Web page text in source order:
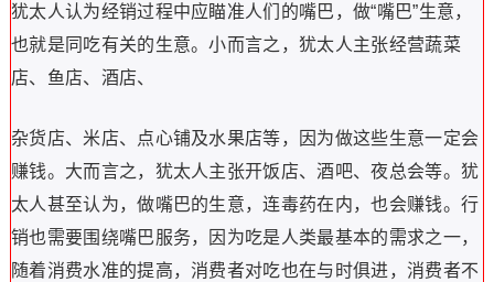
犹太人认为经销过程中应瞄准人们的嘴巴，做“嘴巴”生意，
也就是同吃有关的生意。小而言之，犹太人主张经营蔬菜
店、鱼店、酒店、
杂货店、米店、点心铺及水果店等，因为做这些生意一定会
赚钱。 大而言之，犹太人主张开饭店、酒吧、夜总会等。 犹
太人甚至认为，做嘴巴的生意，连毒药在内，也会赚钱。 行
销也需要围绕嘴巴服务，因为吃是人类最基本的需求之一，
随着消费水准的提高，消费者对吃也在与时俱进，消费者不